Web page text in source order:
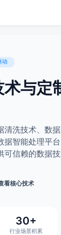
动
与定
清洗技术、数
据智能处理平
信赖的数据技
看核心技术
30+
行业场景积累